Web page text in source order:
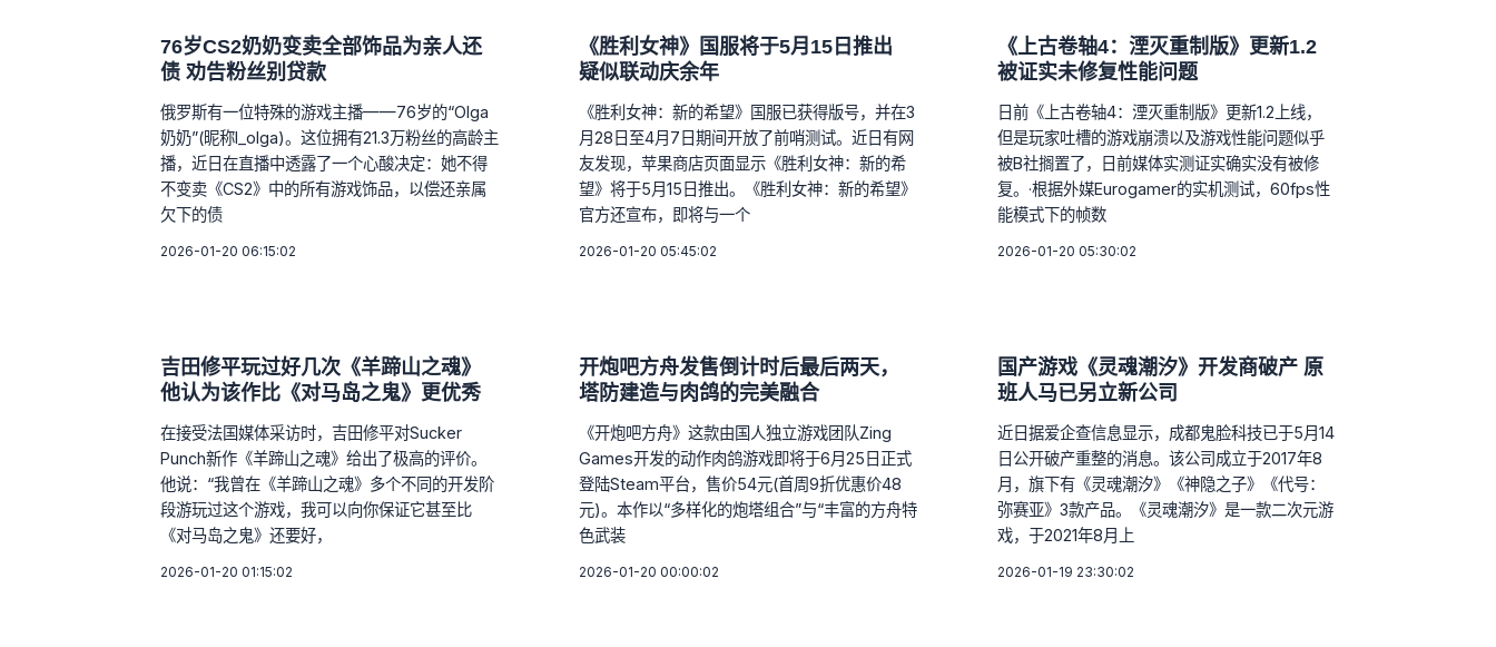
76岁CS2奶奶变卖全部饰品为亲人还
债 劝告粉丝别贷款
俄罗斯有一位特殊的游戏主播——76岁的“Olga
奶奶”(昵称I_olga)。这位拥有21.3万粉丝的高龄主
播，近日在直播中透露了一个心酸决定：她不得
不变卖《CS2》中的所有游戏饰品，以偿还亲属
欠下的债
2026-01-20 06:15:02
《胜利女神》国服将于5月15日推出
疑似联动庆余年
《胜利女神：新的希望》国服已获得版号，并在3
月28日至4月7日期间开放了前哨测试。近日有网
友发现，苹果商店页面显示《胜利女神：新的希
望》将于5月15日推出。《胜利女神：新的希望》
官方还宣布，即将与一个
2026-01-20 05:45:02
《上古卷轴4：湮灭重制版》更新1.2
被证实未修复性能问题
日前《上古卷轴4：湮灭重制版》更新1.2上线，
但是玩家吐槽的游戏崩溃以及游戏性能问题似乎
被B社搁置了，日前媒体实测证实确实没有被修
复。·根据外媒Eurogamer的实机测试，60fps性
能模式下的帧数
2026-01-20 05:30:02
吉田修平玩过好几次《羊蹄山之魂》
他认为该作比《对马岛之鬼》更优秀
在接受法国媒体采访时，吉田修平对Sucker
Punch新作《羊蹄山之魂》给出了极高的评价。
他说：“我曾在《羊蹄山之魂》多个不同的开发阶
段游玩过这个游戏，我可以向你保证它甚至比
《对马岛之鬼》还要好，
2026-01-20 01:15:02
开炮吧方舟发售倒计时后最后两天，
塔防建造与肉鸽的完美融合
《开炮吧方舟》这款由国人独立游戏团队Zing
Games开发的动作肉鸽游戏即将于6月25日正式
登陆Steam平台，售价54元(首周9折优惠价48
元)。本作以“多样化的炮塔组合”与“丰富的方舟特
色武装
2026-01-20 00:00:02
国产游戏《灵魂潮汐》开发商破产 原
班人马已另立新公司
近日据爱企查信息显示，成都鬼脸科技已于5月14
日公开破产重整的消息。该公司成立于2017年8
月，旗下有《灵魂潮汐》《神隐之子》《代号：
弥赛亚》3款产品。《灵魂潮汐》是一款二次元游
戏，于2021年8月上
2026-01-19 23:30:02